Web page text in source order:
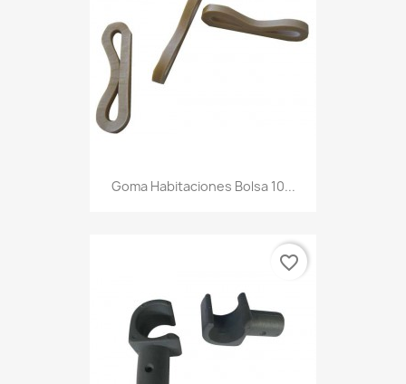
Goma Habitaciones Bolsa 10...
favorite_border